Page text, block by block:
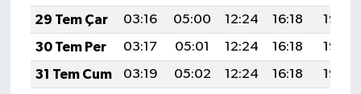
29 Tem Çar
03:16 05:00 12:24 16:18
19:38
30 Tem Per
03:17 05:01 12:24 16:18
19:37
31 Tem Cum
03:19 05:02 12:24 16:18
19:36